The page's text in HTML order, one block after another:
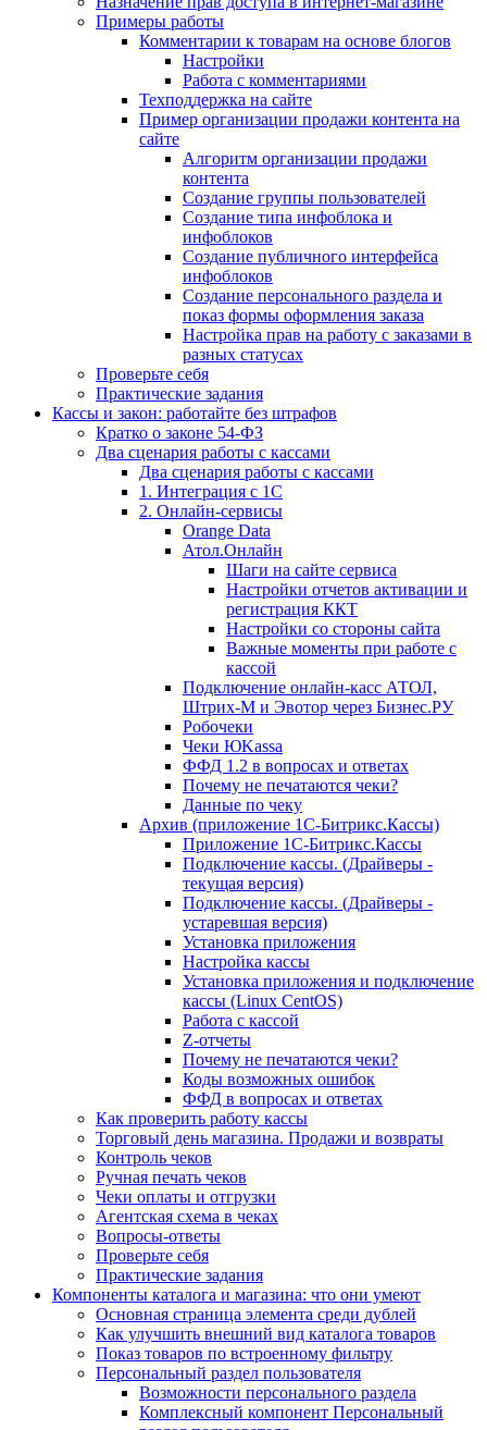
Примеры работы
Комментарии к товарам на основе блогов
Настройки
Работа с комментариями
Техподдержка на сайте
Пример организации продажи контента на
сайте
Алгоритм организации продажи
контента
Создание группы пользователей
Создание типа инфоблока и
инфоблоков
Создание публичного интерфейса
инфоблоков
Создание персонального раздела и
показ формы оформления заказа
Настройка прав на работу с заказами в
разных статусах
Проверьте себя
Практические задания
Кассы и закон: работайте без штрафов
Кратко о законе 54-ФЗ
Два сценария работы с кассами
Два сценария работы с кассами
1. Интеграция с 1С
2. Онлайн-сервисы
Orange Data
Атол.Онлайн
Шаги на сайте сервиса
Настройки отчетов активации и
регистрация ККТ
Настройки со стороны сайта
Важные моменты при работе с
кассой
Подключение онлайн-касс АТОЛ,
Штрих-М и Эвотор через Бизнес.РУ
Робочеки
Чеки ЮKassa
ФФД 1.2 в вопросах и ответах
Почему не печатаются чеки?
Данные по чеку
Архив (приложение 1С-Битрикс.Кассы)
Приложение 1С-Битрикс.Кассы
Подключение кассы. (Драйверы -
текущая версия)
Подключение кассы. (Драйверы -
устаревшая версия)
Установка приложения
Настройка кассы
Установка приложения и подключение
кассы (Linux CentOS)
Работа с кассой
Z-отчеты
Почему не печатаются чеки?
Коды возможных ошибок
ФФД в вопросах и ответах
Как проверить работу кассы
Торговый день магазина. Продажи и возвраты
Контроль чеков
Ручная печать чеков
Чеки оплаты и отгрузки
Агентская схема в чеках
Вопросы-ответы
Проверьте себя
Практические задания
Компоненты каталога и магазина: что они умеют
Основная страница элемента среди дублей
Как улучшить внешний вид каталога товаров
Показ товаров по встроенному фильтру
Персональный раздел пользователя
Возможности персонального раздела
Комплексный компонент Персональный